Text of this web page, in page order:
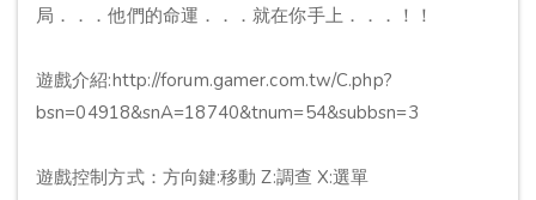
局．．．他們的命運．．．就在你手上．．．！！
遊戲介紹:http://forum.gamer.com.tw/C.php?
bsn=04918&snA=18740&tnum=54&subbsn=3
遊戲控制方式：方向鍵:移動 Z:調查 X:選單